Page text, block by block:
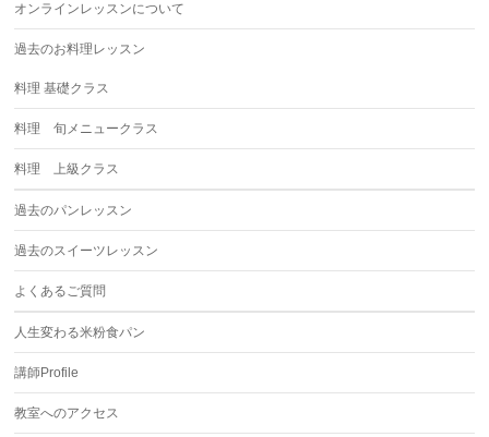
オンラインレッスンについて
過去のお料理レッスン
料理 基礎クラス
料理 旬メニュークラス
料理 上級クラス
過去のパンレッスン
過去のスイーツレッスン
よくあるご質問
人生変わる米粉食パン
講師Profile
教室へのアクセス